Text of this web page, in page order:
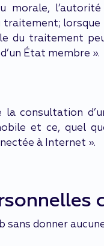
du traitement
État membre ».
consultation
et ce, quel
à Internet ».
donner